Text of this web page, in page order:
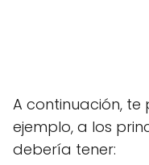
A continuación,
ejemplo, a los
debería tener: